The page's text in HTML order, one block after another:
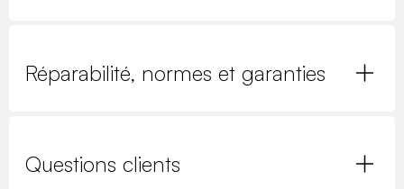
Réparabilité, normes et garanties
Questions clients